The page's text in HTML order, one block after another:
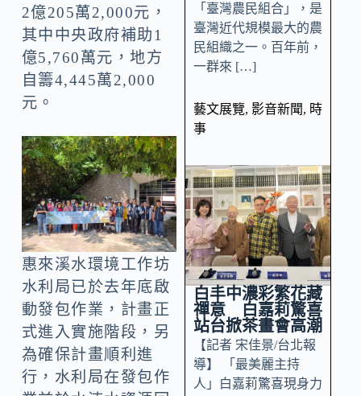
2億205萬2,000元，
其中中央政府補助1
億5,760萬元，地方
自籌4,445萬2,000
元。
惠來溪水環境工作坊
水利局已於去年底啟
動發包作業，計畫正
式進入實施階段，另
為確保計畫順利進
行，水利局在發包作
「臺灣農民組合」，是
臺灣近代規模最大的農
民組織之一。百年前，
一群來 […]
藝文展覽, 影音新聞, 時
事
白丰中濃彩繁花藏
禪意 白嘉莉驚喜
站台掀茶畫會高潮
【記者 宋佳景/台北報
導】 「最美麗主持
人」白嘉莉驚喜現身力